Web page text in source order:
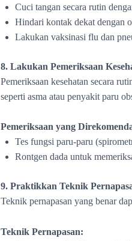
Cuci tangan secara rutin
Hindari kontak dekat dengan
Lakukan vaksinasi flu dan
8. Lakukan Pemeriksaan
Pemeriksaan kesehatan secara
seperti asma atau penyakit paru
Pemeriksaan yang
Tes fungsi paru-paru
Rontgen dada untuk
9. Praktikkan Teknik
Teknik pernapasan yang benar
Teknik Pernapasan: